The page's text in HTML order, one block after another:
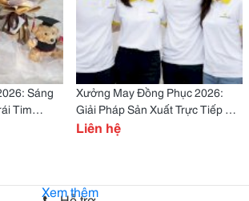
Sáng
Tim
Xưởng May Đồng Phục 2026:
Giải Pháp Sản Xuất Trực Tiếp &
Tối Ưu Chi Phí Thương Hiệu
Liên hệ
Xem thêm